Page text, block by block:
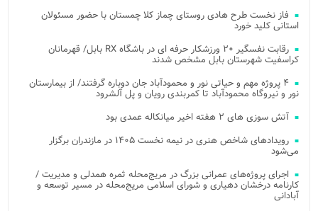
فاز نخست طرح هادی روستای چماز کلا چمستان با حضور مسئولان
استانی کلید خورد
رقابت نفسگیر ۲۰ ورزشکار حرفه ای در باشگاه RX بابل/ قهرمانان
کراسفیت شهرستان بابل مشخص شدند
۴ پروژه مهم و حیاتی نور و محمودآباد جان دوباره گرفتند/ از بیمارستان
نور و نیروگاه محمودآباد تا کمربندی رویان و پل آلشرود
آتش‌ سوزی‌ های ۲ هفته اخیر میانکاله عمدی بود
رویدادهای شاخص هنری در نیمه نخست ۱۴۰۵ در مازندران برگزار
می‌شود
اجرای پروژه‌های عمرانی بزرگ در مریج‌محله ثمره همدلی و مدیریت /
کارنامه درخشان دهیاری و شورای اسلامی مریج‌محله در مسیر توسعه و
آبادانی